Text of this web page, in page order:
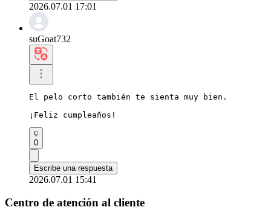
2026.07.01 17:01
suGoat732
El pelo corto también te sienta muy bien.
¡Feliz cumpleaños!
0
Escribe una respuesta
2026.07.01 15:41
Centro de atención al cliente